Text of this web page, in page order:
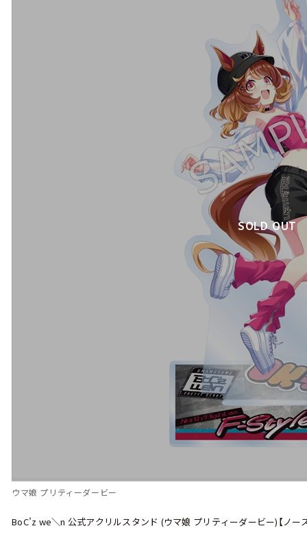
SOLD OUT
ウマ娘 プリティーダービー
BoC’z we＼n 公式アクリルスタンド (ウマ娘 プリティーダービー)【ノー